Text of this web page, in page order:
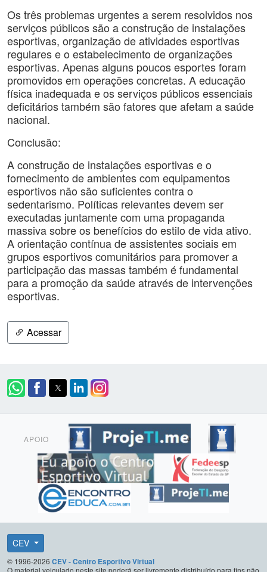
Os três problemas urgentes a serem resolvidos nos
serviços públicos são a construção de instalações
esportivas, organização de atividades esportivas
regulares e o estabelecimento de organizações
esportivas. Apenas alguns poucos esportes foram
promovidos em operações concretas. A educação
física inadequada e os serviços públicos essenciais
deficitários também são fatores que afetam a saúde
nacional.
Conclusão:
A construção de instalações esportivas e o
fornecimento de ambientes com equipamentos
esportivos não são suficientes contra o
sedentarismo. Políticas relevantes devem ser
executadas juntamente com uma propaganda
massiva sobre os benefícios do estilo de vida ativo.
A orientação contínua de assistentes sociais em
grupos esportivos comunitários para promover a
participação das massas também é fundamental
para a promoção da saúde através de intervenções
esportivas.
Acessar
APOIO
CEV
© 1996-2026 CEV - Centro Esportivo Virtual
O material veiculado neste site poderá ser livremente distribuído para fins não